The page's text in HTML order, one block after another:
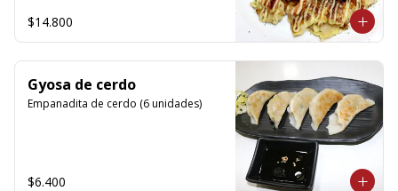
$14.800
Gyosa de cerdo
Empanadita de cerdo (6 unidades)
$6.400